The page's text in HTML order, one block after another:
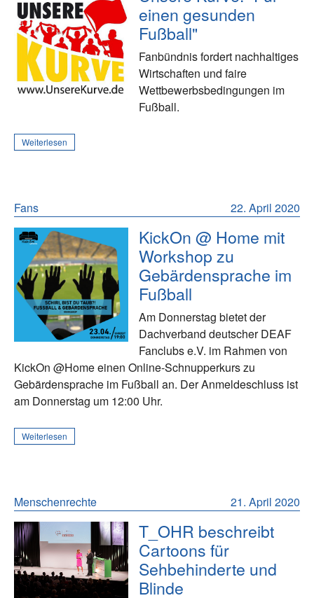
einen gesunden
Fußball"
Fanbündnis fordert nachhaltiges
Wirtschaften und faire
Wettbewerbsbedingungen im
Fußball.
Weiterlesen
22. April 2020
Fans
KickOn @ Home mit
Workshop zu
Gebärdensprache im
Fußball
Am Donnerstag bietet der
Dachverband deutscher DEAF
Fanclubs e.V. im Rahmen von
KickOn @Home einen Online-Schnupperkurs zu
Gebärdensprache im Fußball an. Der Anmeldeschluss ist
am Donnerstag um 12:00 Uhr.
Weiterlesen
21. April 2020
Menschenrechte
T_OHR beschreibt
Cartoons für
Sehbehinderte und
Blinde